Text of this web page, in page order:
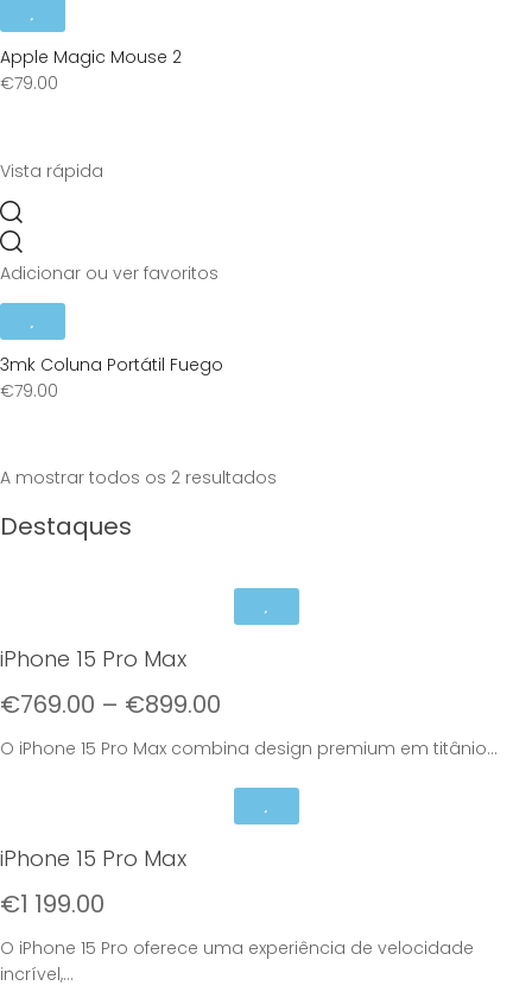
Apple Magic Mouse 2
€79.00
Vista rápida
Adicionar ou ver favoritos
3mk Coluna Portátil Fuego
€79.00
A mostrar todos os 2 resultados
Destaques
iPhone 15 Pro Max
€769.00 – €899.00
O iPhone 15 Pro Max combina design premium em titânio...
iPhone 15 Pro Max
€1 199.00
O iPhone 15 Pro oferece uma experiência de velocidade
incrível,...